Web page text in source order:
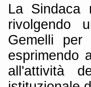
La Sindaca
rivolgendo
Gemelli
esprimendo
all'attività